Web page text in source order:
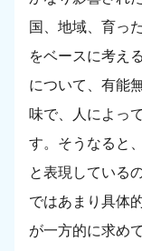
国、地域、育っ
をベースに考え
について、有能
味で、人によっ
す。そうなると
と表現している
ではあまり具体
が一方的に求め